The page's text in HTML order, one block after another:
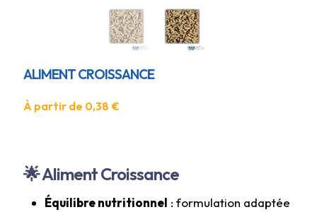
ALIMENT CROISSANCE
À partir de 0,38 €
🌟 Aliment Croissance
Équilibre nutritionnel : formulation adaptée